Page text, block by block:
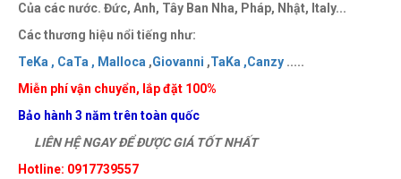
Của các nước. Đức, Anh, Tây Ban Nha, Pháp, Nhật, Italy...
Các thương hiệu nổi tiếng như:
TeKa , CaTa , Malloca ,Giovanni ,TaKa ,Canzy .....
Miễn phí vận chuyển, lắp đặt 100%
Bảo hành 3 năm trên toàn quốc
LIÊN HỆ NGAY ĐỂ ĐƯỢC GIÁ TỐT NHẤT
Hotline: 0917739557